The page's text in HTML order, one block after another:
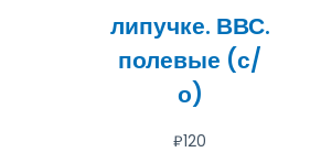
липучке. ВВС.
полевые (с/
о)
₽120